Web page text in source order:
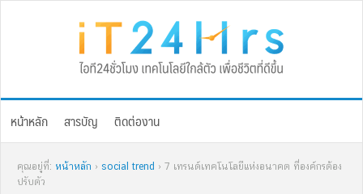
หน้าหลัก สารบัญ ติดต่องาน
คุณอยู่ที่: หน้าหลัก › social trend › 7 เทรนด์เทคโนโลยีแห่งอนาคต ที่องค์กรต้อง
ปรับตัว